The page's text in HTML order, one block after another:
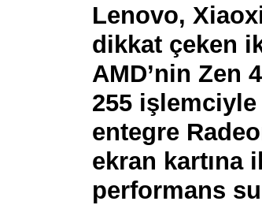
Lenovo,
dikkat çeken
AMD’nin Zen
255
entegre
ekran kartına
performans